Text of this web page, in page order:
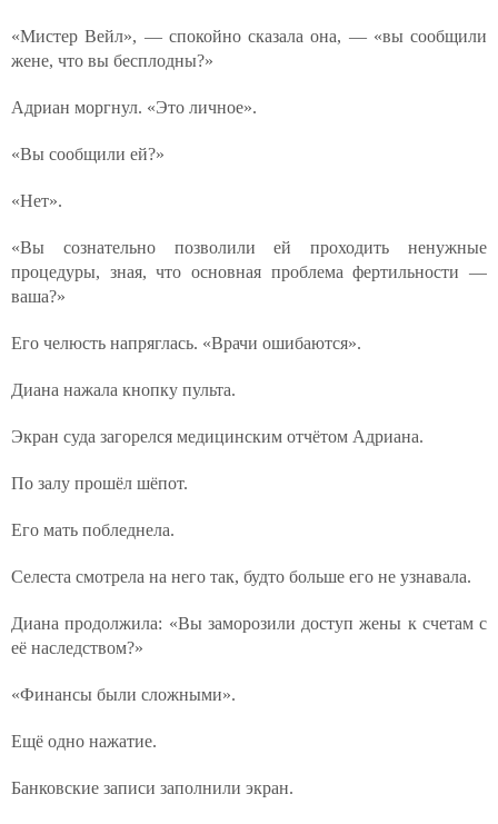
«Мистер Вейл», — спокойно сказала она, — «вы сообщили
жене, что вы бесплодны?»
Адриан моргнул. «Это личное».
«Вы сообщили ей?»
«Нет».
«Вы сознательно позволили ей проходить ненужные
процедуры, зная, что основная проблема фертильности —
ваша?»
Его челюсть напряглась. «Врачи ошибаются».
Диана нажала кнопку пульта.
Экран суда загорелся медицинским отчётом Адриана.
По залу прошёл шёпот.
Его мать побледнела.
Селеста смотрела на него так, будто больше его не узнавала.
Диана продолжила: «Вы заморозили доступ жены к счетам с
её наследством?»
«Финансы были сложными».
Ещё одно нажатие.
Банковские записи заполнили экран.